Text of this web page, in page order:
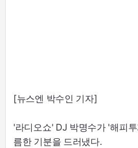
[뉴스엔 박수인 기자]
'라디오쇼' DJ 박명수가 '해피
름한 기분을 드러냈다.